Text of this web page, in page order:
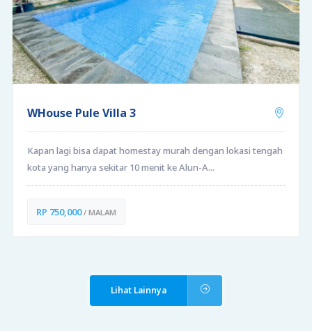
WHouse Pule Villa 3
Kapan lagi bisa dapat homestay murah dengan lokasi tengah
kota yang hanya sekitar 10 menit ke Alun-A...
RP 750,000/ MALAM
Lihat Lainnya